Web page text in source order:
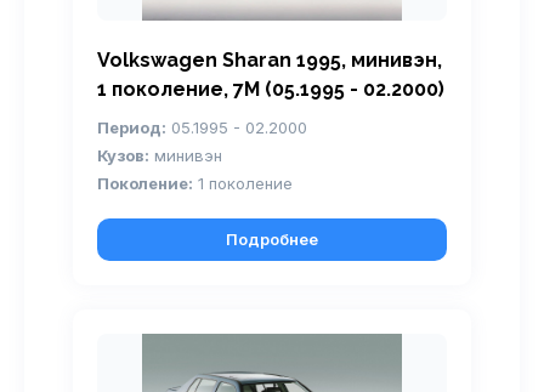
Volkswagen Sharan 1995, минивэн,
1 поколение, 7M (05.1995 - 02.2000)
Период: 05.1995 - 02.2000
Кузов: минивэн
Поколение: 1 поколение
Подробнее